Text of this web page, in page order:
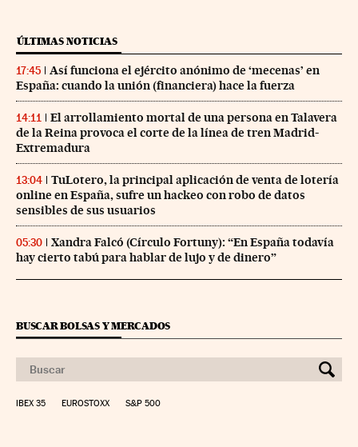
ÚLTIMAS NOTICIAS
17:45
Así funciona el ejército anónimo de ‘mecenas’ en
España: cuando la unión (financiera) hace la fuerza
14:11
El arrollamiento mortal de una persona en Talavera
de la Reina provoca el corte de la línea de tren Madrid-
Extremadura
13:04
TuLotero, la principal aplicación de venta de lotería
online en España, sufre un hackeo con robo de datos
sensibles de sus usuarios
05:30
Xandra Falcó (Círculo Fortuny): “En España todavía
hay cierto tabú para hablar de lujo y de dinero”
BUSCAR BOLSAS Y MERCADOS
IBEX 35 EUROSTOXX S&P 500